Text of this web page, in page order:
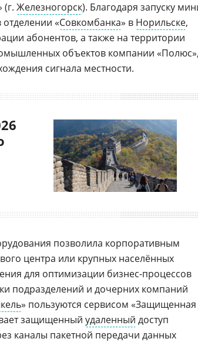
Железногорск). Благодаря запуску
«Совкомбанка» в Норильске,
абонентов, а также на территории
объектов компании
сигнала местности.
позволила корпоративным
центра или крупных населённых
для оптимизации бизнес-процессов
подразделений и дочерних компаний
» пользуются сервисом «Защищенная
защищенный удаленный доступ
каналы пакетной передачи данных